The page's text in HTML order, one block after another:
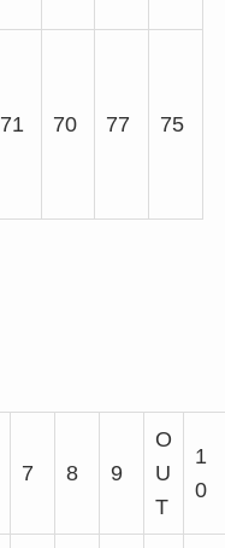
71 70 77 75
7 8 9
O
U
T
1
0